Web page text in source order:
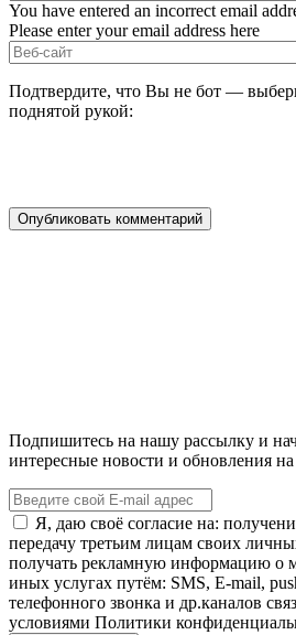
You have entered an incorrect email
Please enter your email address here
Подтвердите, что Вы не бот —
поднятой рукой:
Подпишитесь на нашу рассылку и
интересные новости и обновления
Я, даю своё согласие на:
передачу третьим лицам своих
получать рекламную информацию о
иных услугах путём: SMS, E-mail,
телефонного звонка и др.каналов
условиями Политики